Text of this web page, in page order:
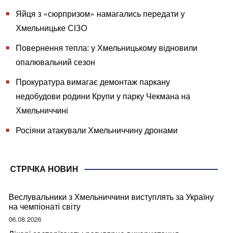
Яйця з «сюрпризом» намагались передати у
Хмельницьке СІЗО
Повернення тепла: у Хмельницькому відновили
опалювальний сезон
Прокуратура вимагає демонтаж паркану
недобудови родини Крупи у парку Чекмана на
Хмельниччині
Росіяни атакували Хмельниччину дронами
СТРІЧКА НОВИН
Веслувальники з Хмельниччини виступлять за Україну
на чемпіонаті світу
06.08.2026